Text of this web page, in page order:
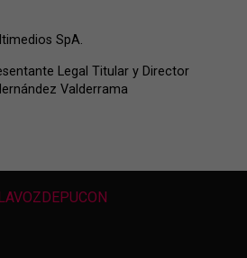
SpA.
Legal Titular y Director
Valderrama